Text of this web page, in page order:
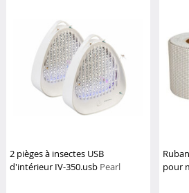
2 pièges à insectes USB
d'intérieur IV-350.usb Pearl
pour